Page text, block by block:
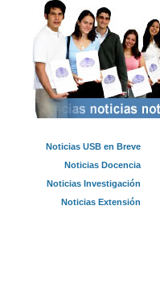
Noticias USB en Breve
Noticias Docencia
Noticias Investigación
Noticias Extensión